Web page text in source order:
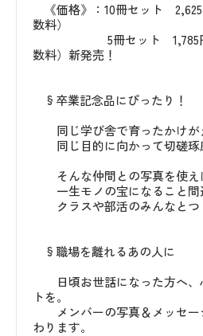
《価格》：10冊セット
数料）
5冊セット 1,785円（
数料）新発売！
§卒業記念品にぴったり！
同じ学び舎で育ったかけが
同じ目的に向かって切磋琢
そんな仲間との写真を使え
一生モノの宝になること間
クラスや部活のみんなとつ
§職場を離れるあの人に
日頃お世話になった方へ、
トを。
メンバーの写真＆メッセー
わります。